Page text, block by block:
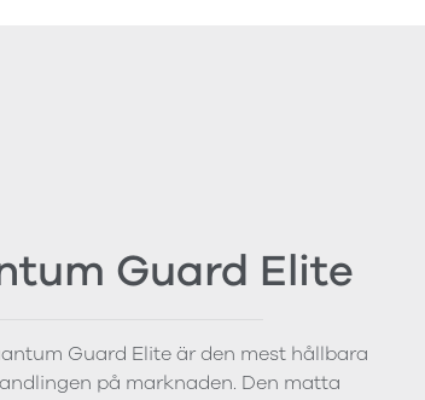
Guard Elite
Guard Elite är den mest hållbara
på marknaden. Den matta